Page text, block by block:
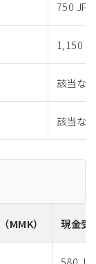
750 JPY
1,150
該当なし
該当なし
（MMK） 現金受